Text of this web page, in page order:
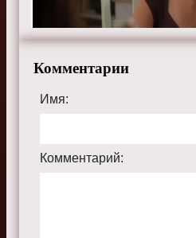
Комментарии
Имя:
Комментарий: